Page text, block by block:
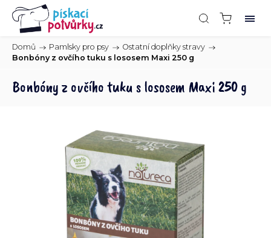
Domů / Pamlsky pro psy / Ostatní doplňky stravy /
Bonbóny z ovčího tuku s lososem Maxi 250 g
Bonbóny z ovčího tuku s lososem Maxi 250 g